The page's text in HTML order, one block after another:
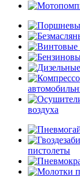
воздуха
пистолеты